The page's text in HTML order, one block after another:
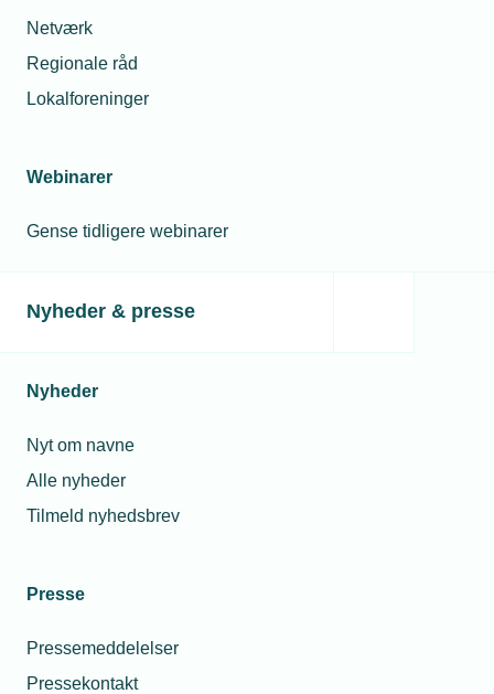
Netværk
Regionale råd
Lokalforeninger
Webinarer
Gense tidligere webinarer
Nyheder & presse
Nyheder
Nyt om navne
Alle nyheder
Tilmeld nyhedsbrev
Presse
Pressemeddelelser
Pressekontakt